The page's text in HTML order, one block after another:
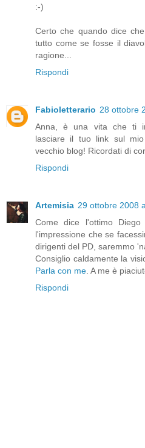
:-)
Certo che quando dice
tutto come se fosse il
ragione...
Rispondi
Fabioletterario 28 ottobre
Anna, è una vita che ti
lasciare il tuo link sul
vecchio blog! Ricordati di
Rispondi
Artemisia 29 ottobre 2008
Come dice l'ottimo
l'impressione che se
dirigenti del PD, saremmo
Consiglio caldamente la
Parla con me . A me è
Rispondi